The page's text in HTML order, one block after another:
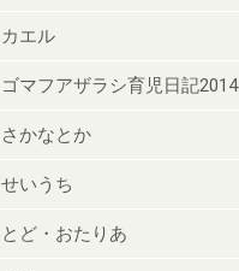
カエル
ゴマフアザラシ育児日記2014
さかなとか
せいうち
とど・おたりあ